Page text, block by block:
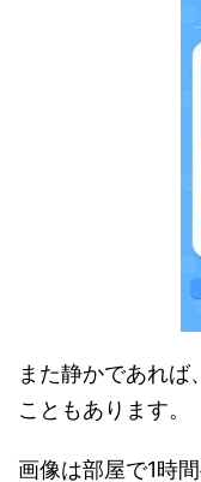
また静かであれば
こともあります。
画像は部屋で1時